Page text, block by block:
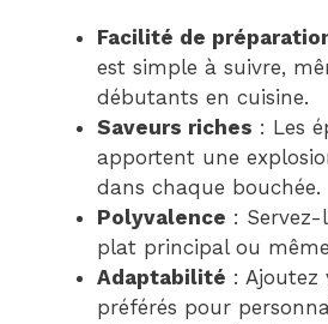
Facilité de
est simple à suivre,
débutants en cuisine.
Saveurs riches : Les
apportent une
dans chaque bouchée.
Polyvalence :
plat principal ou
Adaptabilité : Ajoutez
préférés pour